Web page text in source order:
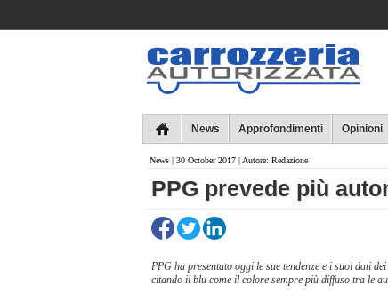
News Approfondimenti Opinioni
News | 30 October 2017 | Autore: Redazione
PPG prevede più
PPG ha presentato oggi le sue tendenze e i suoi dati
citando il blu come il colore sempre più diffuso tra le